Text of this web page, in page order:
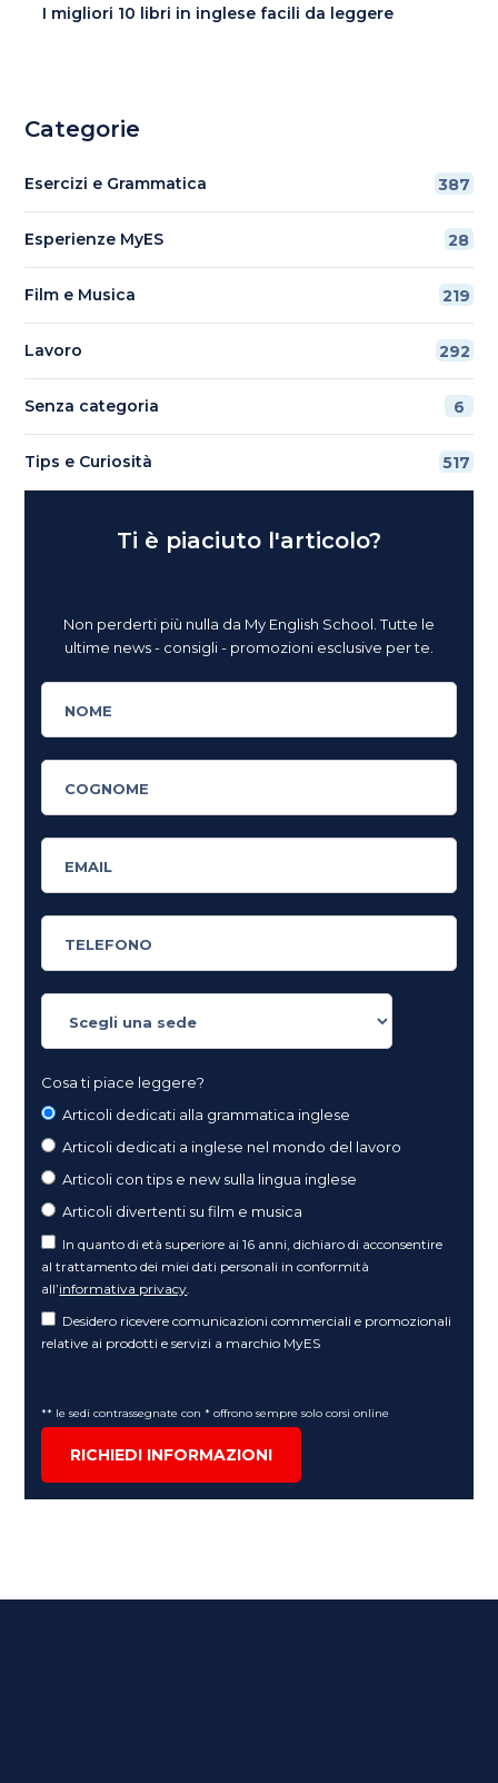
I migliori 10 libri in inglese facili da leggere
Categorie
Esercizi e Grammatica 387
Esperienze MyES 28
Film e Musica 219
Lavoro 292
Senza categoria 6
Tips e Curiosità 517
Ti è piaciuto l'articolo?
Non perderti più nulla da My English School. Tutte le
ultime news - consigli - promozioni esclusive per te.
Cosa ti piace leggere?
Articoli dedicati alla grammatica inglese
Articoli dedicati a inglese nel mondo del lavoro
Articoli con tips e new sulla lingua inglese
Articoli divertenti su film e musica
In quanto di età superiore ai 16 anni, dichiaro di acconsentire
al trattamento dei miei dati personali in conformità
all’informativa privacy
Desidero ricevere comunicazioni commerciali e promozionali
relative ai prodotti e servizi a marchio MyES
** le sedi contrassegnate con * offrono sempre solo corsi online
RICHIEDI INFORMAZIONI